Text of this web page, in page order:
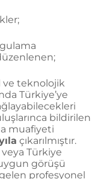
ve teknolojik
Türkiye’ye
bildirilen
muafiyeti
çıkarılmıştır.
veya Türkiye
görüşü
gelen profesyonel